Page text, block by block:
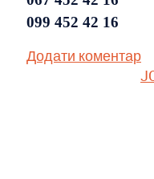
099 452 42 16
Додати коментар